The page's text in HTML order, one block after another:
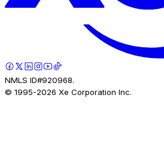
NMLS ID#920968.
© 1995-2026 Xe Corporation Inc.